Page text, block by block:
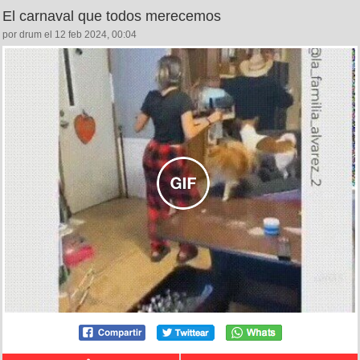
El carnaval que todos merecemos
por drum el 12 feb 2024, 00:04